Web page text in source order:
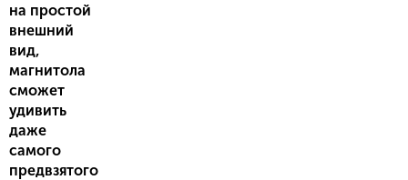
на простой
внешний
вид,
магнитола
сможет
удивить
даже
самого
предвзятого